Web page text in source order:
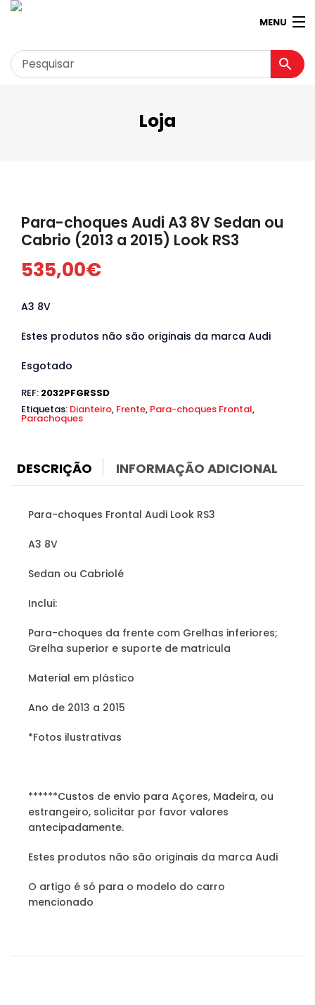
MENU
Garagem
Loja Virtual 360º
Loja
Para-choques Audi A3 8V Sedan ou
Cabrio (2013 a 2015) Look RS3
535,00€
A3 8V
Estes produtos não são originais da marca Audi
Esgotado
REF: 2032PFGRSSD
Etiquetas: Dianteiro, Frente, Para-choques Frontal,
Parachoques
DESCRIÇÃO INFORMAÇÃO ADICIONAL
Para-choques Frontal Audi Look RS3
A3 8V
Sedan ou Cabriolé
Inclui:
Para-choques da frente com Grelhas inferiores;
Grelha superior e suporte de matricula
Material em plástico
Ano de 2013 a 2015
*Fotos ilustrativas
******Custos de envio para Açores, Madeira, ou
estrangeiro, solicitar por favor valores
antecipadamente.
Estes produtos não são originais da marca Audi
O artigo é só para o modelo do carro
mencionado